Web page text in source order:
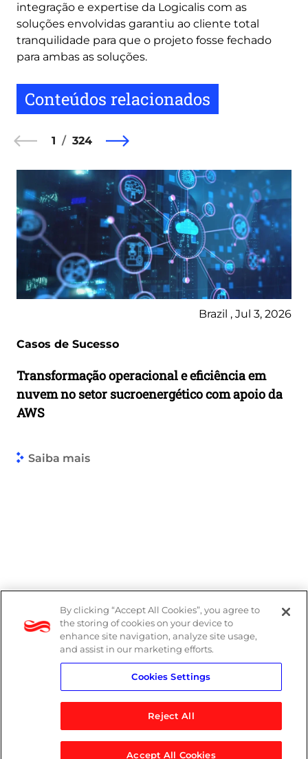
integração e expertise da Logicalis com as
soluções envolvidas garantiu ao cliente total
tranquilidade para que o projeto fosse fechado
para ambas as soluções.
Conteúdos relacionados
1 324
Brazil , Jul 3, 2026
Casos de Sucesso
Transformação operacional e eficiência em
nuvem no setor sucroenergético com apoio da
AWS
Saiba mais
By clicking “Accept All Cookies”, you agree to
the storing of cookies on your device to
enhance site navigation, analyze site usage,
and assist in our marketing efforts.
Cookies Settings
Reject All
Accept All Cookies